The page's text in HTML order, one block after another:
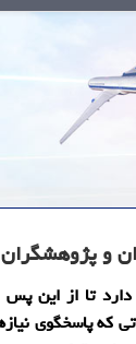
دارد تا از این
که پاسخگوی